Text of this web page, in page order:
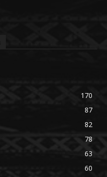
170
87
82
78
63
60